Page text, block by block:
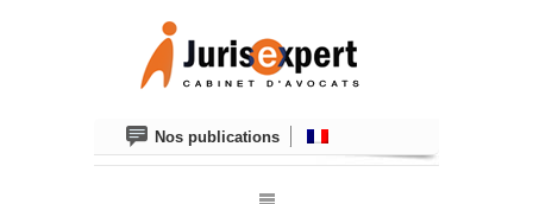
Nos publications